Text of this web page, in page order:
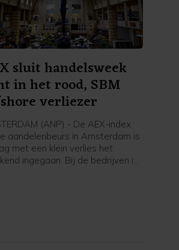
sluit handelsweek
in het rood, SBM
verliezer
(ANP) - De AEX-index
aandelenbeurs in Amsterdam is
met een klein verlies het
ingegaan. Bij de bedrijven in